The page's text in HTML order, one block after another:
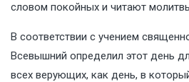
словом покойных и читают
В соответствии с учением
Всевышний определил этот день
всех верующих, как день, в